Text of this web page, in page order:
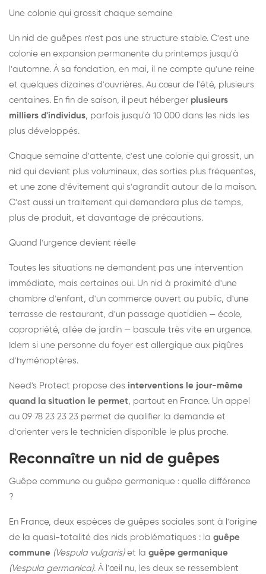
Une colonie qui grossit chaque semaine
Un nid de guêpes n'est pas une structure stable. C'est une
colonie en expansion permanente du printemps jusqu'à
l'automne. À sa fondation, en mai, il ne compte qu'une reine
et quelques dizaines d'ouvrières. Au cœur de l'été, plusieurs
centaines. En fin de saison, il peut héberger plusieurs
milliers d'individus, parfois jusqu'à 10 000 dans les nids les
plus développés.
Chaque semaine d'attente, c'est une colonie qui grossit, un
nid qui devient plus volumineux, des sorties plus fréquentes,
et une zone d'évitement qui s'agrandit autour de la maison.
C'est aussi un traitement qui demandera plus de temps,
plus de produit, et davantage de précautions.
Quand l'urgence devient réelle
Toutes les situations ne demandent pas une intervention
immédiate, mais certaines oui. Un nid à proximité d'une
chambre d'enfant, d'un commerce ouvert au public, d'une
terrasse de restaurant, d'un passage quotidien — école,
copropriété, allée de jardin — bascule très vite en urgence.
Idem si une personne du foyer est allergique aux piqûres
d'hyménoptères.
Need's Protect propose des interventions le jour-même
quand la situation le permet, partout en France. Un appel
au 09 78 23 23 23 permet de qualifier la demande et
d'orienter vers le technicien disponible le plus proche.
Reconnaître un nid de guêpes
Guêpe commune ou guêpe germanique : quelle différence
?
En France, deux espèces de guêpes sociales sont à l'origine
de la quasi-totalité des nids problématiques : la guêpe
commune (Vespula vulgaris)et la guêpe germanique
(Vespula germanica). À l'œil nu, les deux se ressemblent